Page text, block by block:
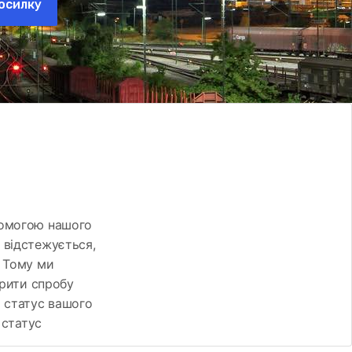
нашого
Тому ми
спробу
вашого